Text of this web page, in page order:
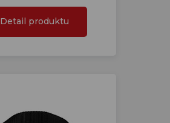
Detail produktu